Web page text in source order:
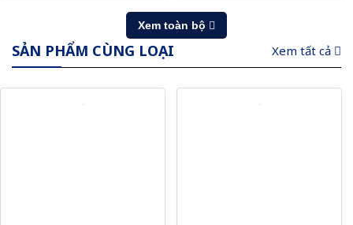
Xem toàn bộ
SẢN PHẨM CÙNG LOẠI Xem tất cả